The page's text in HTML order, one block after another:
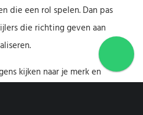
die een rol spelen. Dan pas
die richting geven aan
kijken naar je merk en